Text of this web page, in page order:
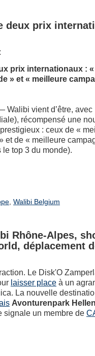
deux prix
prix internationaux : «
» et « meilleure
Walibi vient d’être, avec
récompensé une
: ceux de «
et de « meilleure
le top 3 du monde).
, Walibi Belgium
Rhône-Alpes,
déplacement
Le Disk'O
laisser placeà un
La nouvelle
Avonturenpark
signale un membre de